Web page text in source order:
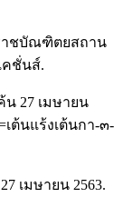
าชบัณฑิตยสถาน
คชั่นส์.
น 27 เมษายน
เต้นแร้งเต้นกา-๓-
เมษายน 2563.